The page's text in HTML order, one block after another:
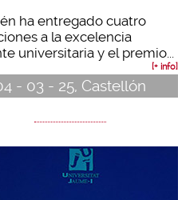
ha entregado cuatro
a la excelencia
universitaria y el premio...
[+ info]
- 03 - 25, Castellón